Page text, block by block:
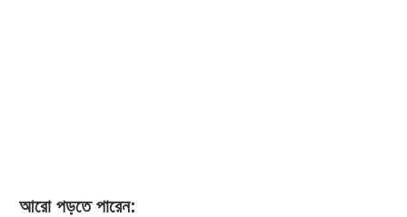
আরো পড়তে পারেন: